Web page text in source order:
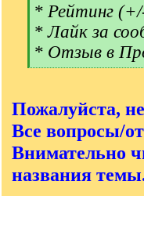
[
]
* Рейтинг
* Лайк за
* Отзыв в
[
]
Пожалуйста,
Все вопросы/
Внимательно
названия